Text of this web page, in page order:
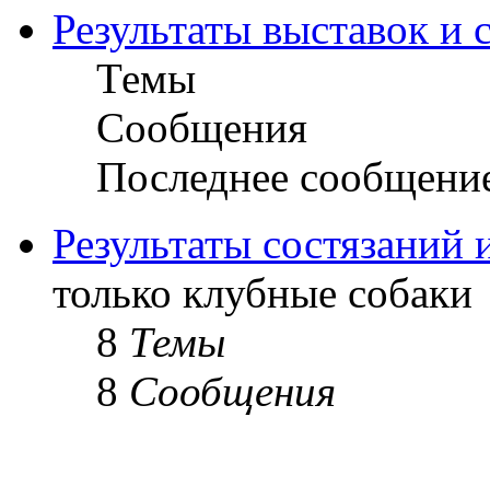
Результаты выставок и
Темы
Сообщения
Последнее
Результаты
только клубные собаки
8 Темы
8 Сообщения